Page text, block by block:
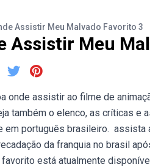
Assistir Meu Malvado Favorito 3
Assistir Meu
onde assistir ao filme de
também o elenco, as críticas e
em português brasileiro.
da franquia no brasil
está atualmente